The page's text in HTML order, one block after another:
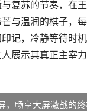
复苏的节奏，在王
与温润的棋子，
记，冷静等待时
展示其真正主宰力
，畅享大屏激战的